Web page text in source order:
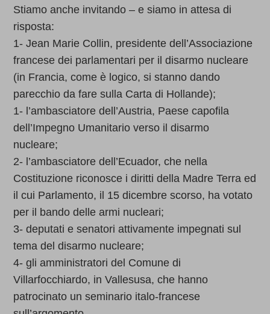
Stiamo anche invitando – e siamo in attesa di
risposta:
1- Jean Marie Collin, presidente dell’Associazione
francese dei parlamentari per il disarmo nucleare
(in Francia, come è logico, si stanno dando
parecchio da fare sulla Carta di Hollande);
1- l’ambasciatore dell’Austria, Paese capofila
dell’Impegno Umanitario verso il disarmo
nucleare;
2- l’ambasciatore dell’Ecuador, che nella
Costituzione riconosce i diritti della Madre Terra ed
il cui Parlamento, il 15 dicembre scorso, ha votato
per il bando delle armi nucleari;
3- deputati e senatori attivamente impegnati sul
tema del disarmo nucleare;
4- gli amministratori del Comune di
Villarfocchiardo, in Vallesusa, che hanno
patrocinato un seminario italo-francese